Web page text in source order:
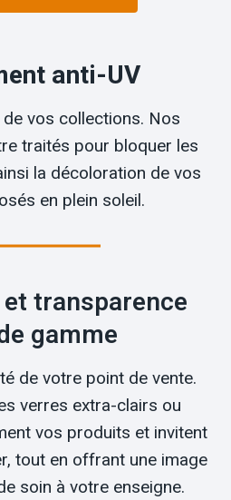
anti-UV
de vos collections. Nos
traités pour bloquer les
la décoloration de vos
en plein soleil.
transparence
gamme
de votre point de vente.
verres extra-clairs ou
vos produits et invitent
tout en offrant une image
soin à votre enseigne.